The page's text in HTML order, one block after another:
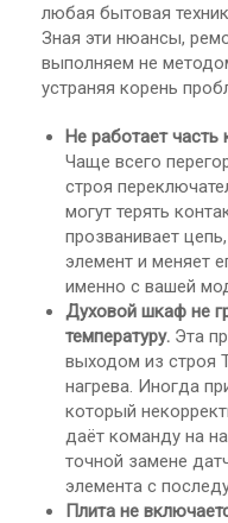
любая бытовая
Зная эти нюансы,
выполняем не
устраняя корень
Не работает
Чаще всего
строя
могут терять
прозванивает
элемент и меняет
именно с вашей
Духовой шкаф не
температуру. Эта
выходом из строя
нагрева. Иногда
который
даёт команду на
точной замене
элемента с
Плита не